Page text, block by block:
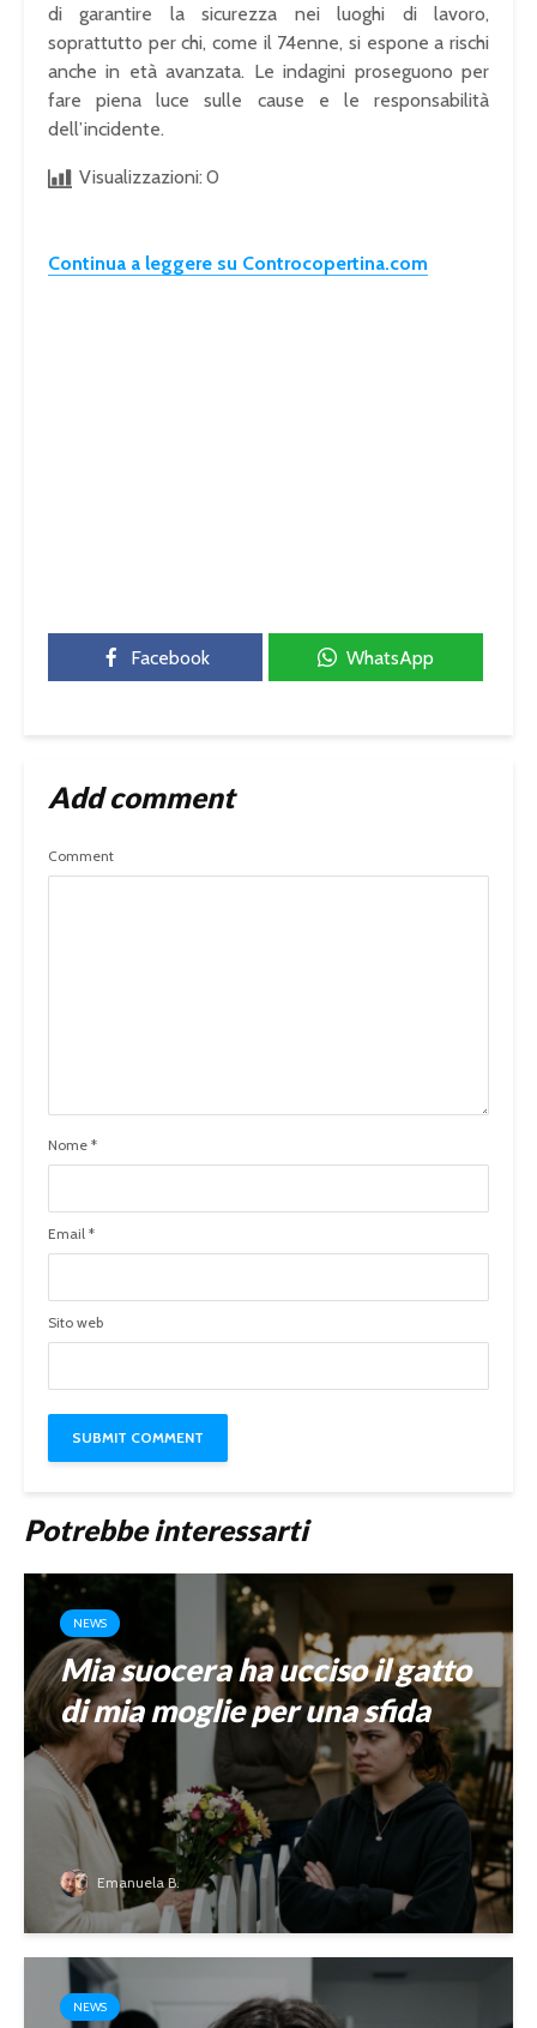
di garantire la sicurezza nei luoghi di lavoro,
soprattutto per chi, come il 74enne, si espone a rischi
anche in età avanzata. Le indagini proseguono per
fare piena luce sulle cause e le responsabilità
dell’incidente.
Visualizzazioni: 0
Continua a leggere su Controcopertina.com
Facebook WhatsApp
Add comment
Comment
Nome *
Email *
Sito web
Potrebbe interessarti
NEWS
Mia suocera ha ucciso il gatto
di mia moglie per una sfida
Emanuela B.
NEWS